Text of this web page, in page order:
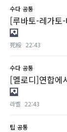
수다 공통
[루바토-레가토
死綏 22:43
수다 공통
[멜로디]연합에
라벨 22:43
팁 공통